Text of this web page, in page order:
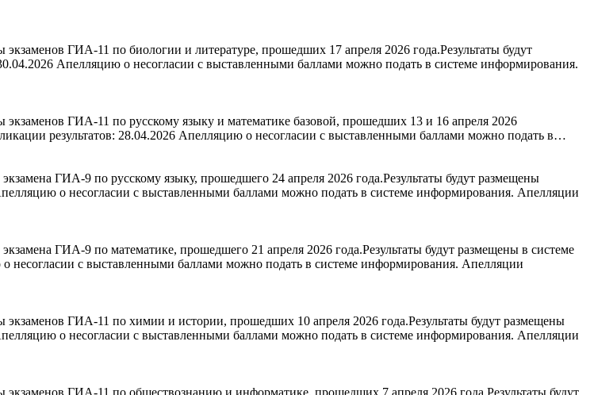
ГИА-11 по биологии и литературе, прошедших 17 апреля 2026 года.Результаты будут
Апелляцию о несогласии с выставленными баллами можно подать в системе информирования.
ГИА-11 по русскому языку и математике базовой, прошедших 13 и 16 апреля 2026
результатов: 28.04.2026 Апелляцию о несогласии с выставленными баллами можно подать в…
ГИА-9 по русскому языку, прошедшего 24 апреля 2026 года.Результаты будут размещены
о несогласии с выставленными баллами можно подать в системе информирования. Апелляции
ГИА-9 по математике, прошедшего 21 апреля 2026 года.Результаты будут размещены в системе
с выставленными баллами можно подать в системе информирования. Апелляции
ГИА-11 по химии и истории, прошедших 10 апреля 2026 года.Результаты будут размещены
о несогласии с выставленными баллами можно подать в системе информирования. Апелляции